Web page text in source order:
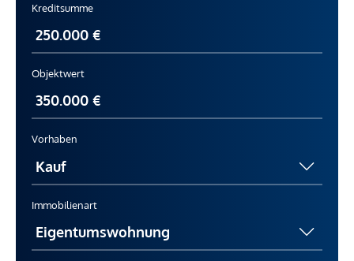
Kreditsumme
Objektwert
Vorhaben
Immobilienart